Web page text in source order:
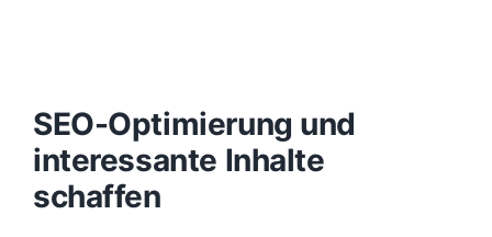
Konzept
Design
SEO-Optimierung und
interessante Inhalte
schaffen